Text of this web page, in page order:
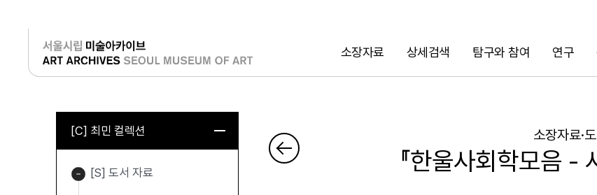
소장자료 상세검색 탐구와 참여 연구
검색
로그인
[C] 최민 컬렉션
[S] 도서 자료
소장자료·
『한울사회학모음 -